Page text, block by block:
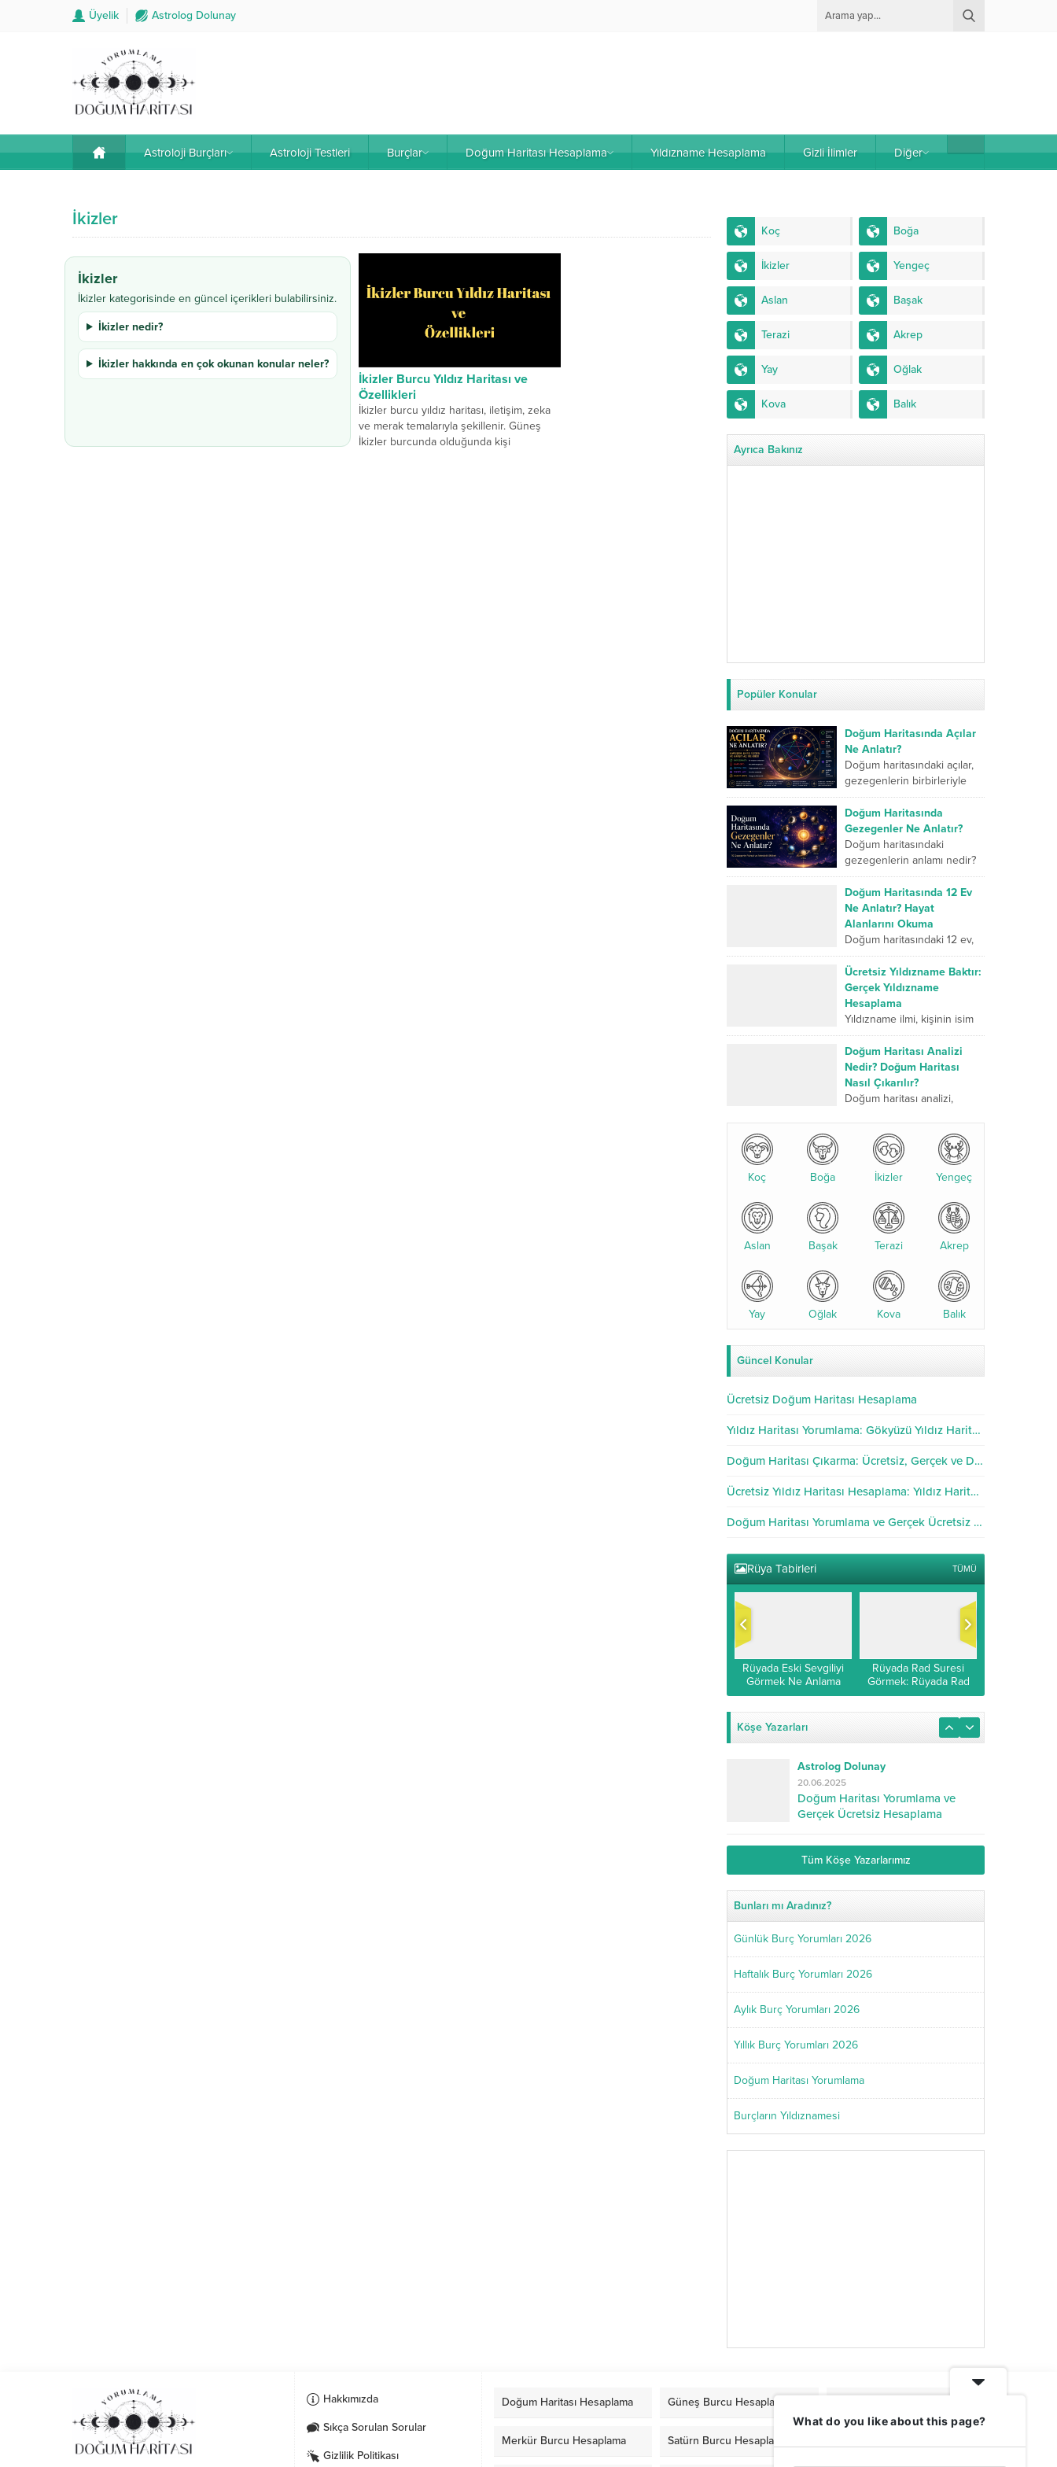
Üyelik Astrolog Dolunay
Astroloji Burçları Astroloji Testleri Burçlar Doğum Haritası Hesaplama Yıldızname Hesaplama Gizli İlimler Diğer
İkizler
İkizler
İkizler kategorisinde en güncel içerikleri bulabilirsiniz.
İkizler nedir?
İkizler hakkında en çok okunan konular neler?
İkizler Burcu Yıldız Haritası ve
Özellikleri
İkizler burcu yıldız haritası, iletişim, zeka
ve merak temalarıyla şekillenir. Güneş
İkizler burcunda olduğunda kişi
Koç Boğa
İkizler Yengeç
Aslan Başak
Terazi Akrep
Yay Oğlak
Kova Balık
Ayrıca Bakınız
Popüler Konular
Doğum Haritasında Açılar
Ne Anlatır?
Doğum haritasındaki açılar,
gezegenlerin birbirleriyle
kurduğu geometrik ilişkileri
ve kişinin iç dünyasındaki
farklı enerjilerin nasıl
çalıştığını gösterir. Kavuşum
açısı iki...
Doğum Haritasında
Gezegenler Ne Anlatır?
Doğum haritasındaki
gezegenlerin anlamı nedir?
İnsanın karakterini,
duygularını, düşünme
biçimini, ilişkilerini, mücadele
gücünü ve yaşam
yolculuğunda geliştirmesi
gereken yönlerini sembolik...
Doğum Haritasında 12 Ev
Ne Anlatır? Hayat
Alanlarını Okuma
Doğum haritasındaki 12 ev,
insan hayatının farklı
alanlarını sembolik olarak
anlatan temel bölümlerdir.
Birinci ev kişinin dış dünyaya
sunduğu kimliği...
Ücretsiz Yıldızname Baktır:
Gerçek Yıldızname
Hesaplama
Yıldızname ilmi, kişinin isim
enerjisi, doğum tarihi ve
ebced hesaplamaları
üzerinden yapılan kadim bir
değerlendirme sistemidir.
Son yıllarda özellikle
Doğum Haritası Analizi
Nedir? Doğum Haritası
Nasıl Çıkarılır?
Doğum haritası analizi,
yapılan detaylı bir astrolojik
değerlendirmedir. Bu analiz,
karakter yapısı, ilişkiler,
Koç Boğa İkizler Yengeç
Aslan Başak Terazi Akrep
Yay Oğlak Kova Balık
Güncel Konular
Ücretsiz Doğum Haritası Hesaplama
Yıldız Haritası Yorumlama: Gökyüzü Yıldız Haritası Analizi
Doğum Haritası Çıkarma: Ücretsiz, Gerçek ve Doğru Hesaplama
Ücretsiz Yıldız Haritası Hesaplama: Yıldız Haritası Hesapla
Doğum Haritası Yorumlama ve Gerçek Ücretsiz Hesaplama
Rüya Tabirleri TÜMÜ
Rüyada Eski Sevgiliyi
Görmek Ne Anlama
Gelir?
Rüyada Rad Suresi
Görmek: Rüyada Rad
Suresi Okumak
Köşe Yazarları
Astrolog Dolunay
20.06.2025
Doğum Haritası Yorumlama ve
Gerçek Ücretsiz Hesaplama
Tüm Köşe Yazarlarımız
Bunları mı Aradınız?
Günlük Burç Yorumları 2026
Haftalık Burç Yorumları 2026
Aylık Burç Yorumları 2026
Yıllık Burç Yorumları 2026
Doğum Haritası Yorumlama
Burçların Yıldıznamesi
Hakkımızda
Sıkça Sorulan Sorular
Gizlilik Politikası
Doğum Haritası Hesaplama Güneş Burcu Hesaplama
Merkür Burcu Hesaplama Satürn Burcu Hesaplama
What do you like about this page?